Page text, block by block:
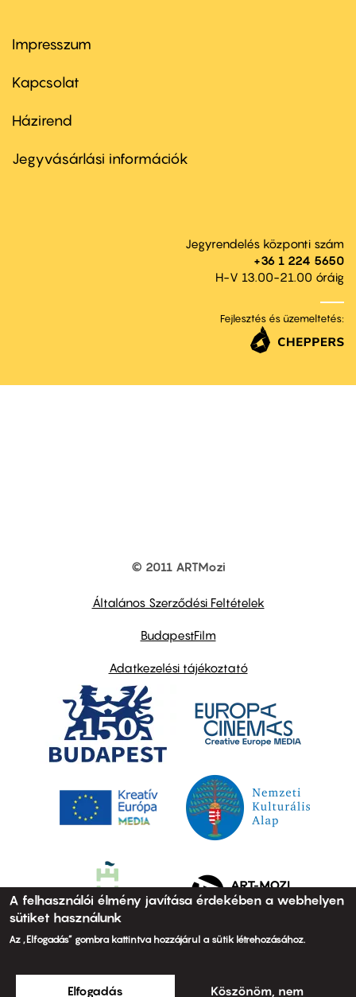
Footer
first
Impresszum
Kapcsolat
Footer
second
Házirend
Jegyvásárlási információk
Jegyrendelés központi szám
+36 1 224 5650
H-V 13.00-21.00 óráig
Fejlesztés és üzemeltetés:
© 2011 ARTMozi
Általános Szerződési Feltételek
BudapestFilm
Adatkezelési tájékoztató
A felhasználói élmény javítása érdekében a webhelyen
sütiket használunk
Az „Elfogadás” gombra kattintva hozzájárul a sütik létrehozásához.
Elfogadás Köszönöm, nem